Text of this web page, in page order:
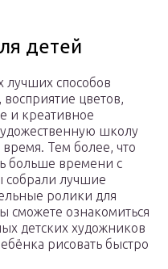
детей
лучших способов
цветов,
и креативное
школу
время. Тем более, что
больше времени с
собрали лучшие
ролики для
сможете ознакомиться
детских художников
рисовать быстро